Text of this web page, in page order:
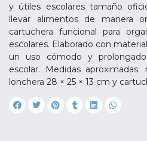
y útiles escolares tamaño
llevar alimentos de manera
cartuchera funcional para
escolares. Elaborado con
un uso cómodo y
escolar. Medidas
lonchera 28 × 25 × 13 cm y